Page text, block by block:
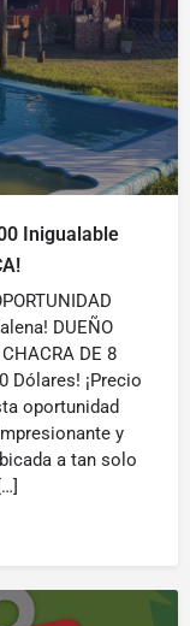
Inigualable
DUEÑO
DE 8
Dólares! ¡Precio
oportunidad
y
a tan solo